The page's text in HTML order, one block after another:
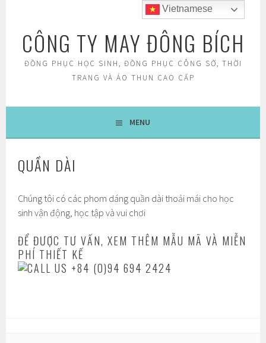
contentCÔNG TY MAY ĐÔNG BÍCH
ĐỒNG PHỤC HỌC SINH, ĐỒNG PHỤC CÔNG SỞ, THỜI
TRANG VÀ ÁO THUN CAO CẤP
MENU
QUẦN DÀI
Chúng tôi có các phom dáng quần dài thoải mái cho học
sinh vận động, học tập và vui chơi
ĐỂ ĐƯỢC TƯ VẤN, XEM THÊM MẪU MÃ VÀ MIỄN
PHÍ THIẾT KẾ
Vietnamese